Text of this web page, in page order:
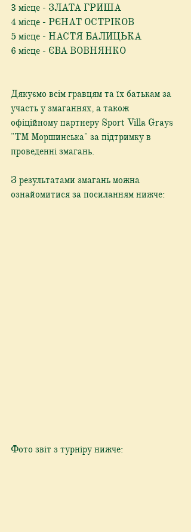
3 місце - ЗЛАТА ГРИША
4 місце - РЄНАТ ОСТРІКОВ
5 місце - НАСТЯ БАЛИЦЬКА
6 місце - ЄВА ВОВНЯНКО
Дякуємо всім гравцям та їх батькам за
участь у змаганнях, а також
офіційному партнеру Sport Villa Grays
"ТМ Моршинська" за підтримку в
проведенні змагань.
З результатами змагань можна
ознайомитися за посиланням нижче:
Фото звіт з турніру нижче: